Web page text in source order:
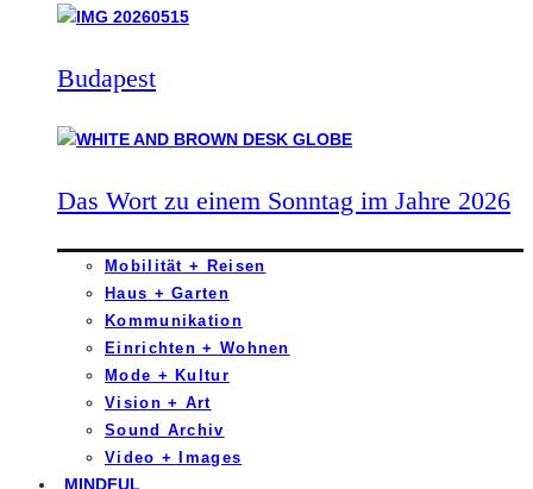
Budapest
Das Wort zu einem Sonntag im Jahre 2026
Mobilität + Reisen
Haus + Garten
Kommunikation
Einrichten + Wohnen
Mode + Kultur
Vision + Art
Sound Archiv
Video + Images
MINDFUL